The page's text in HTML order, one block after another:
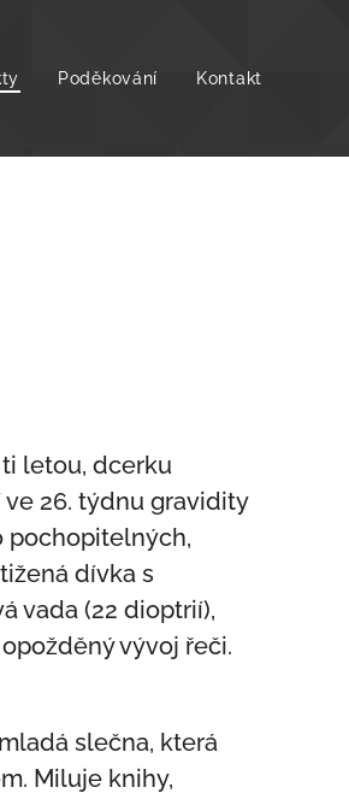
Poděkování Kontakt
letou, dcerku
26. týdnu gravidity
pochopitelných,
dívka s
vada (22 dioptrií),
vývoj řeči.
slečna, která
Miluje knihy,